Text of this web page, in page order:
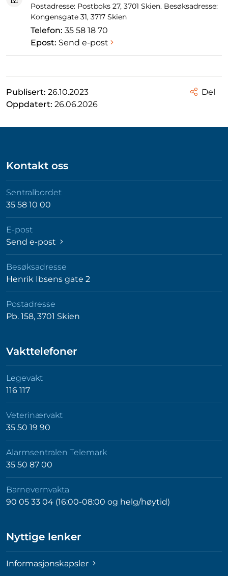
Postadresse: Postboks 27, 3701 Skien. Besøksadresse:
Kongensgate 31, 3717 Skien
Telefon: 35 58 18 70
Epost: Send e-post
Publisert: 26.10.2023
Oppdatert: 26.06.2026
Del
Kontakt oss
Sentralbordet
35 58 10 00
E-post
Send e-post
Besøksadresse
Henrik Ibsens gate 2
Postadresse
Pb. 158, 3701 Skien
Vakttelefoner
Legevakt
116 117
Veterinærvakt
35 50 19 90
Alarmsentralen Telemark
35 50 87 00
Barnevernvakta
90 05 33 04 (16:00-08:00 og helg/høytid)
Nyttige lenker
Informasjonskapsler